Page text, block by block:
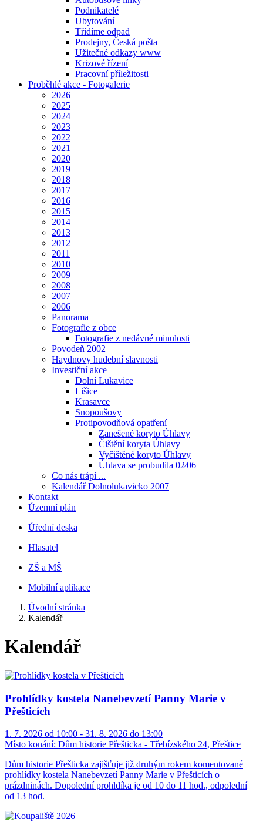
Podnikatelé
Ubytování
Třídíme odpad
Prodejny, Česká pošta
Užitečné odkazy www
Krizové řízení
Pracovní příležitosti
Proběhlé akce - Fotogalerie
2026
2025
2024
2023
2022
2021
2020
2019
2018
2017
2016
2015
2014
2013
2012
2011
2010
2009
2008
2007
2006
Panorama
Fotografie z obce
Fotografie z nedávné minulosti
Povodeň 2002
Haydnovy hudební slavnosti
Investiční akce
Dolní Lukavice
Lišice
Krasavce
Snopoušovy
Protipovodňová opatření
Zanešené koryto Úhlavy
Čištění koryta Úhlavy
Vyčištěné koryto Úhlavy
Úhlava se probudila 02⁄06
Co nás trápí ...
Kalendář Dolnolukavicko 2007
Kontakt
Územní plán
Úřední deska
Hlasatel
ZŠ a MŠ
Mobilní aplikace
Úvodní stránka
Kalendář
Kalendář
Prohlídky kostela Nanebevzetí Panny Marie v
Přešticích
1. 7. 2026 od 10:00 - 31. 8. 2026 do 13:00
Místo konání: Dům historie Přešticka - Třebízského 24, Přeštice
Dům historie Přešticka zajišťuje již druhým rokem komentované
prohlídky kostela Nanebevzetí Panny Marie v Přešticích o
prázdninách. Dopolední prohldíka je od 10 do 11 hod., odpolední
od 13 hod.